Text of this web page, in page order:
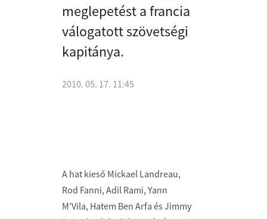
meglepetést a francia
válogatott szövetségi
kapitánya.
2010. 05. 17. 11:45
A hat kieső Mickael Landreau,
Rod Fanni, Adil Rami, Yann
M’Vila, Hatem Ben Arfa és Jimmy